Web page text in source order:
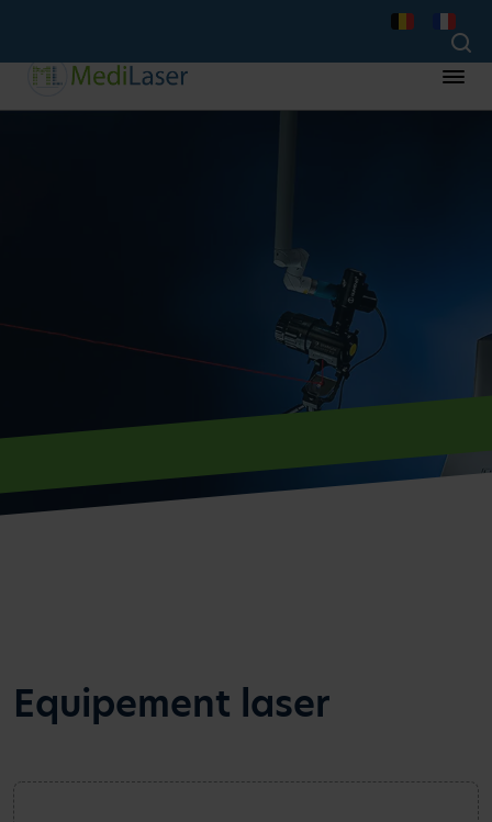
Equipement laser